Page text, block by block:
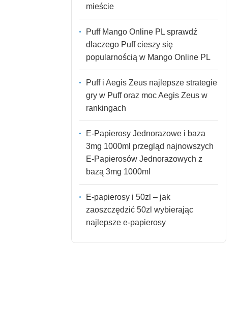
mieście
Puff Mango Online PL sprawdź
dlaczego Puff cieszy się
popularnością w Mango Online PL
Puff i Aegis Zeus najlepsze strategie
gry w Puff oraz moc Aegis Zeus w
rankingach
E-Papierosy Jednorazowe i baza
3mg 1000ml przegląd najnowszych
E-Papierosów Jednorazowych z
bazą 3mg 1000ml
E-papierosy i 50zl – jak
zaoszczędzić 50zl wybierając
najlepsze e-papierosy